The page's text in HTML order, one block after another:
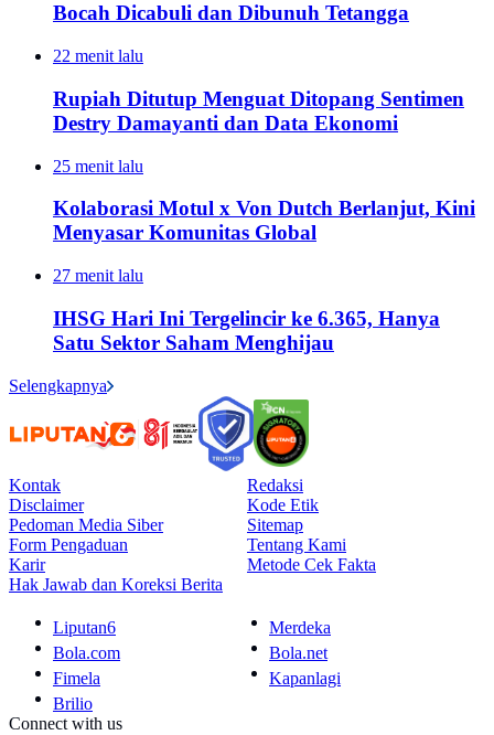
Bocah Dicabuli dan Dibunuh Tetangga
22 menit lalu
Rupiah Ditutup Menguat Ditopang Sentimen
Destry Damayanti dan Data Ekonomi
25 menit lalu
Kolaborasi Motul x Von Dutch Berlanjut, Kini
Menyasar Komunitas Global
27 menit lalu
IHSG Hari Ini Tergelincir ke 6.365, Hanya
Satu Sektor Saham Menghijau
Selengkapnya
Kontak
Redaksi
Disclaimer
Kode Etik
Pedoman Media Siber
Sitemap
Form Pengaduan
Tentang Kami
Karir
Metode Cek Fakta
Hak Jawab dan Koreksi Berita
Liputan6
Merdeka
Bola.com
Bola.net
Fimela
Kapanlagi
Brilio
Connect with us